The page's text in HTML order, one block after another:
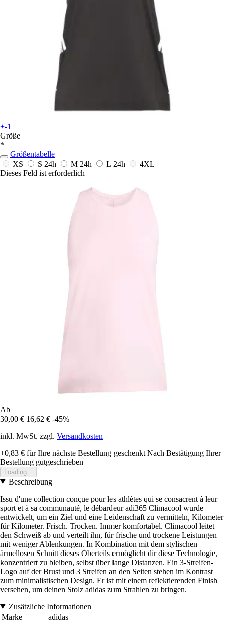
+-1
Größe
*
Größentabelle
XS
S 24h M 24h L 24h
4XL
Dieses Feld ist erforderlich
Ab
30,00 € 16,62 € -45%
inkl. MwSt. zzgl. Versandkosten
+0,83 € für Ihre nächste Bestellung geschenkt Nach Bestätigung Ihrer
Bestellung gutgeschrieben
Loading...
Beschreibung
Issu d'une collection conçue pour les athlètes qui se consacrent à leur
sport et à sa communauté, le débardeur adi365 Climacool wurde
entwickelt, um ein Ziel und eine Leidenschaft zu vermitteln, Kilometer
für Kilometer. Frisch. Trocken. Immer komfortabel. Climacool leitet
den Schweiß ab und verteilt ihn, für frische und trockene Leistungen
mit weniger Ablenkungen. In Kombination mit dem stylischen
ärmellosen Schnitt dieses Oberteils ermöglicht dir diese Technologie,
konzentriert zu bleiben, selbst über lange Distanzen. Ein 3-Streifen-
Logo auf der Brust und 3 Streifen an den Seiten stehen im Kontrast
zum minimalistischen Design. Er ist mit einem reflektierenden Finish
versehen, um deinen Stolz adidas zum Strahlen zu bringen.
Zusätzliche Informationen
Marke
adidas